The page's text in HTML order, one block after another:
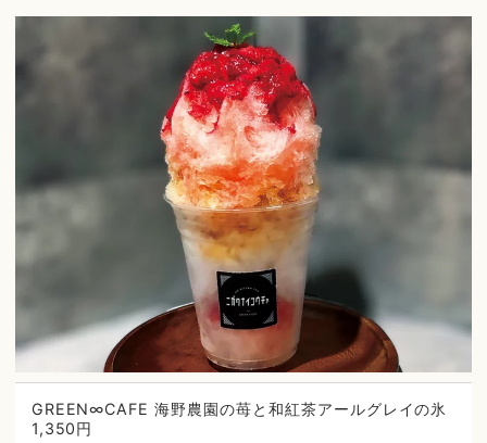
GREEN∞CAFE 海野農園の苺と和紅茶アールグレイの氷
1,350円